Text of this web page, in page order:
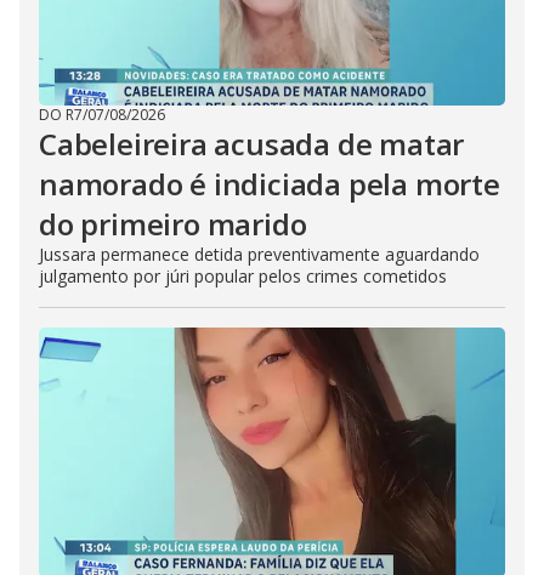
DO R7/07/08/2026
Cabeleireira acusada de matar
namorado é indiciada pela morte
do primeiro marido
Jussara permanece detida preventivamente aguardando
julgamento por júri popular pelos crimes cometidos